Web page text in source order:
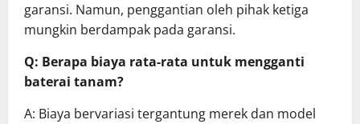
garansi. Namun, penggantian oleh pihak ketiga
mungkin berdampak pada garansi.
Q: Berapa biaya rata-rata untuk mengganti
baterai tanam?
A: Biaya bervariasi tergantung merek dan model